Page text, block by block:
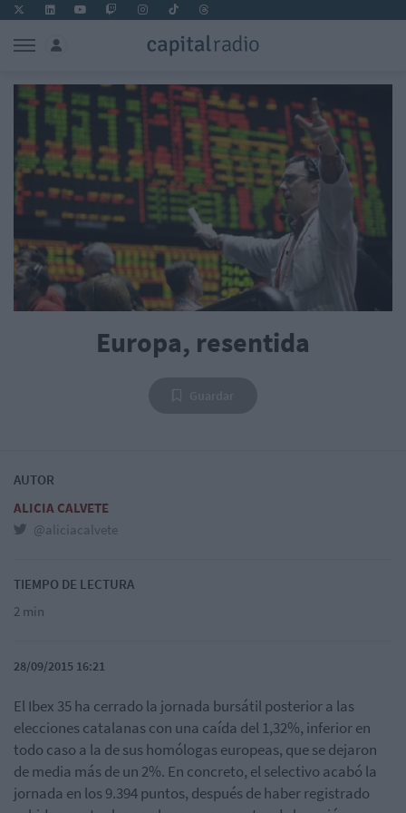
Europa, resentida
AUTOR
ALICIA CALVETE
@aliciacalvete
TIEMPO DE LECTURA
2 min
28/09/2015 16:21
El Ibex 35 ha cerrado la jornada bursátil posterior a las
elecciones catalanas con una caída del 1,32%, inferior en
todo caso a la de sus homólogas europeas, que se dejaron
de media más de un 2%. En concreto, el selectivo acabó la
jornada en los 9.394 puntos, después de haber registrado